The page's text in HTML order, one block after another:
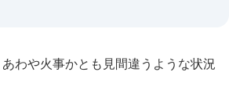
わや火事かとも見間違うような状況